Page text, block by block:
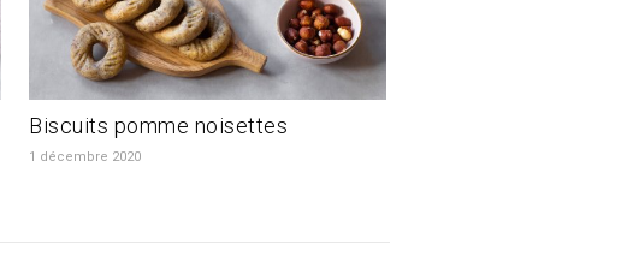
Biscuits pomme noisettes
1 décembre 2020